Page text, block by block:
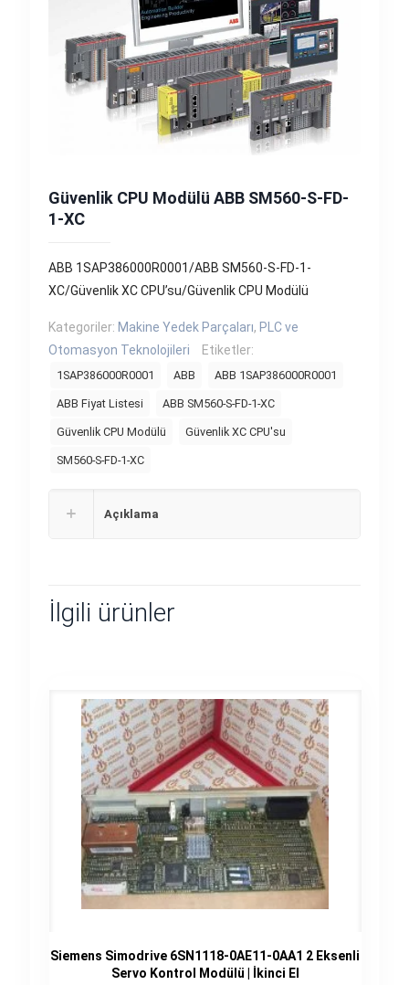
Güvenlik CPU Modülü ABB SM560-S-FD-
1-XC
ABB 1SAP386000R0001/ABB SM560-S-FD-1-
XC/Güvenlik XC CPU’su/Güvenlik CPU Modülü
Kategoriler: Makine Yedek Parçaları, PLC ve
Otomasyon Teknolojileri
Etiketler:
1SAP386000R0001 ABB ABB 1SAP386000R0001
ABB Fiyat Listesi ABB SM560-S-FD-1-XC
Güvenlik CPU Modülü Güvenlik XC CPU'su
SM560-S-FD-1-XC
Açıklama
İlgili ürünler
Siemens Simodrive 6SN1118-0AE11-0AA1 2 Eksenli
Servo Kontrol Modülü | İkinci El